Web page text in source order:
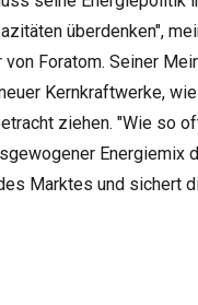
überdenken",
Foratom. Seiner
Kernkraftwerke,
ziehen. "Wie so
Energiemix
Marktes und sichert